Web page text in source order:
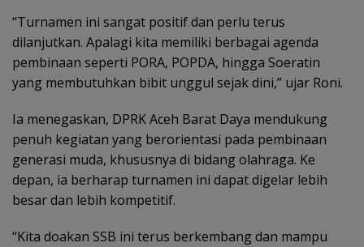
“Turnamen ini sangat positif dan perlu terus
dilanjutkan. Apalagi kita memiliki berbagai agenda
pembinaan seperti PORA, POPDA, hingga Soeratin
yang membutuhkan bibit unggul sejak dini,” ujar Roni.
Ia menegaskan, DPRK Aceh Barat Daya mendukung
penuh kegiatan yang berorientasi pada pembinaan
generasi muda, khususnya di bidang olahraga. Ke
depan, ia berharap turnamen ini dapat digelar lebih
besar dan lebih kompetitif.
“Kita doakan SSB ini terus berkembang dan mampu